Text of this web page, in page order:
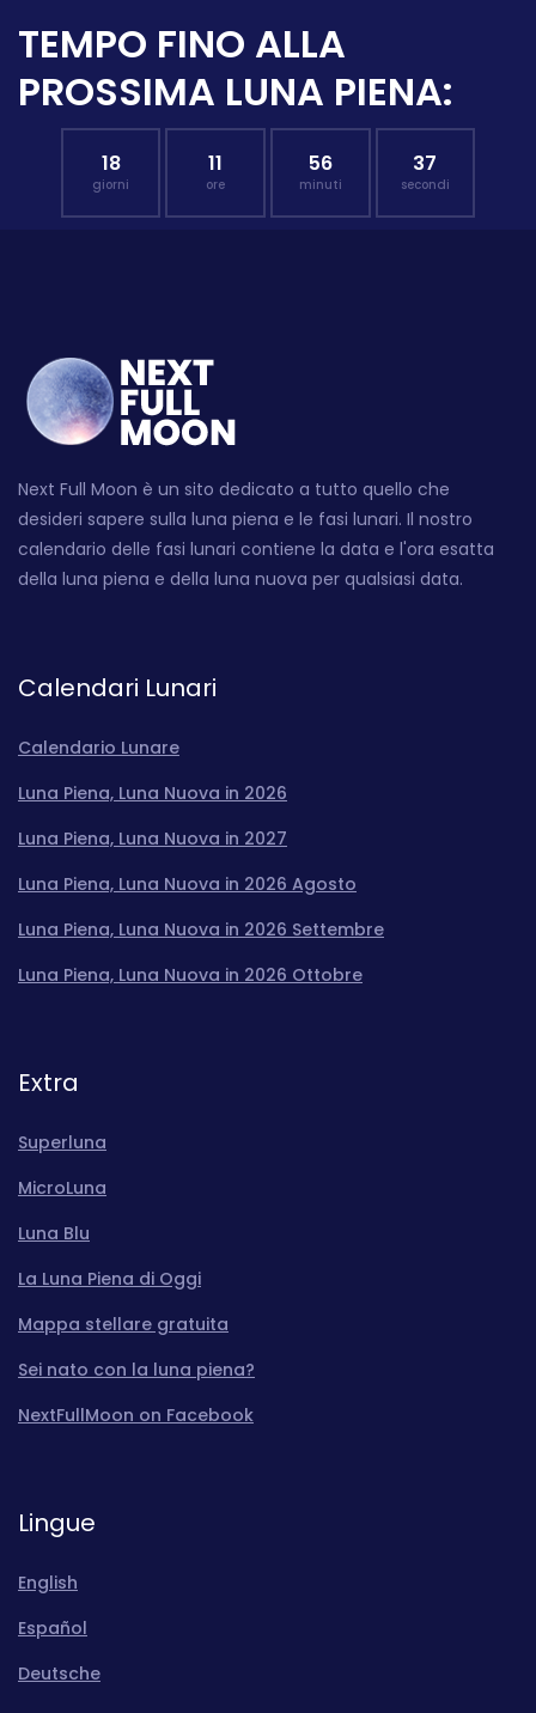
TEMPO FINO ALLA
PROSSIMA LUNA PIENA:
18
giorni
11
ore
56
minuti
36
secondi
Next Full Moon è un sito dedicato a tutto quello che
desideri sapere sulla luna piena e le fasi lunari. Il nostro
calendario delle fasi lunari contiene la data e l'ora esatta
della luna piena e della luna nuova per qualsiasi data.
Calendari Lunari
Calendario Lunare
Luna Piena, Luna Nuova in 2026
Luna Piena, Luna Nuova in 2027
Luna Piena, Luna Nuova in 2026 Agosto
Luna Piena, Luna Nuova in 2026 Settembre
Luna Piena, Luna Nuova in 2026 Ottobre
Extra
Superluna
MicroLuna
Luna Blu
La Luna Piena di Oggi
Mappa stellare gratuita
Sei nato con la luna piena?
NextFullMoon on Facebook
Lingue
English
Español
Deutsche